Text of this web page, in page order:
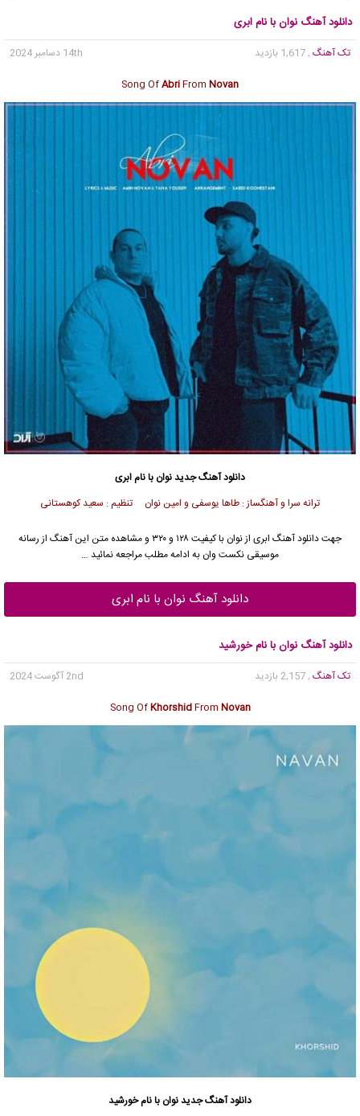
دانلود آهنگ نوان با نام ابری
تک آهنگ , 1,617 بازدید
14th دسامبر 2024
Song OfAbriFrom Novan
دانلود آهنگ جدیدنوان با نام ابری
ترانه سرا و آهنگساز : طاها یوسفی و امین نوان تنظیم : سعید کوهستانی
جهت دانلود آهنگ ابری از نوان با کیفیت ۱۲۸ و ۳۲۰ و مشاهده متن این آهنگ از رسانه
موسیقی نکست وان به ادامه مطلب مراجعه نمائید …
دانلود آهنگ نوان با نام ابری
دانلود آهنگ نوان با نام خورشید
تک آهنگ , 2,157 بازدید
2nd آگوست 2024
Song OfKhorshidFrom Novan
دانلود آهنگ جدیدنوان با نام خورشید